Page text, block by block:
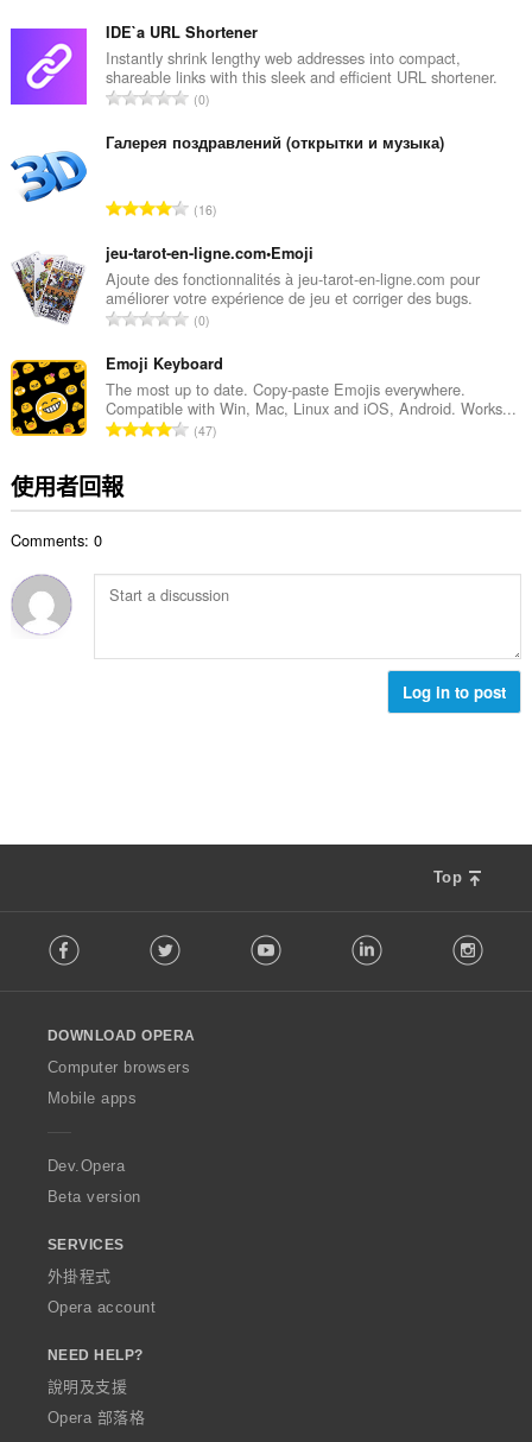
頁
覽
的
總
次
數
IDE`a URL Shortener
Instantly shrink lengthy web addresses into compact,
shareable links with this sleek and efficient URL shortener.
評
的
數
0
Галерея поздравлений (открытки и музыка)
評
的
總
次
數
16
jeu-tarot-en-ligne.com•Emoji
Ajoute des fonctionnalités à jeu-tarot-en-ligne.com pour
améliorer votre expérience de jeu et corriger des bugs.
評
的
總
次
數
0
Emoji Keyboard
The most up to date. Copy-paste Emojis everywhere.
Compatible with Win, Mac, Linux and iOS, Android. Works...
評
:
47
使用者回報
Comments: 0
Log in to post
Top
o
w
O
p
a
Facebook Twitter Youtube LinkedIn
DOWNLOAD OPERA
Computer browsers
Mobile apps
Dev.Opera
Beta version
SERVICES
外掛程式
Opera account
NEED HELP?
說明及支援
Opera 部落格